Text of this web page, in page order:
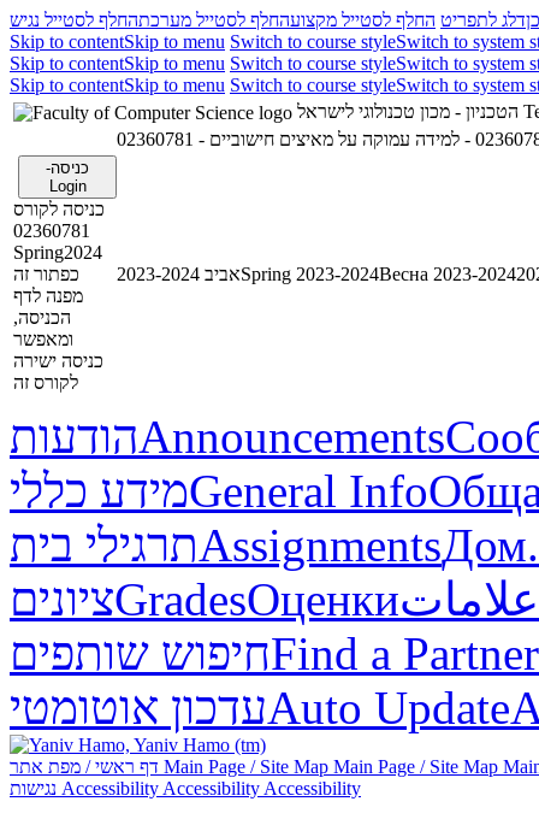
דלג לתפריט החלף לסטייל מקצועהחלף לסטייל מערכתהחלף לסטייל נגיש
Skip to contentSkip to menu Switch to course styleSwitch to system
Skip to contentSkip to menu Switch to course styleSwitch to system
Skip to contentSkip to menu Switch to course styleSwitch to system
- למידה עמוקה על מאיצים חישוביים
כניסה-
Login
כניסה לקורס
02360781
Spring2024
כפתור זה
מפנה לדף
הכניסה,
ומאפשר
כניסה ישירה
לקורס זה
אביב 2023-2024Spring 2023-2024Весна 2023-2024
הודעותAnnouncements
מידע כלליGeneral Info
תרגילי ביתAssignmentsДом.
ציוניםGradesОценкиعلامات
חיפוש שותפיםFind a Partner
עדכון אוטומטיAuto Update
Main Page / Site Map Main Page / Site Map
Accessibility Accessibility Accessibility